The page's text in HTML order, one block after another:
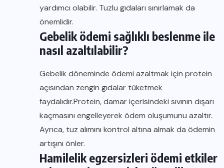
yardımcı olabilir. Tuzlu gıdaları sınırlamak da
önemlidir.
Gebelik ödemi sağlıklı beslenme ile
nasıl azaltılabilir?
Gebelik döneminde ödemi azaltmak için protein
açısından zengin gıdalar tüketmek
faydalıdır.Protein, damar içerisindeki sıvının dışarı
kaçmasını engelleyerek ödem oluşumunu azaltır.
Ayrıca, tuz alımını kontrol altına almak da ödemin
artışını önler.
Hamilelik egzersizleri ödemi etkiler